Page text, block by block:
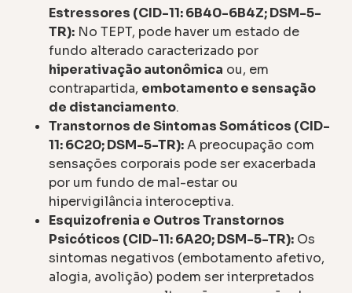
Estressores (CID-11: 6B40-6B4Z; DSM-5-
TR): No TEPT, pode haver um estado de
fundo alterado caracterizado por
hiperativação autonômica ou, em
contrapartida, embotamento e sensação
de distanciamento.
Transtornos de Sintomas Somáticos (CID-
11: 6C20; DSM-5-TR):A preocupação com
sensações corporais pode ser exacerbada
por um fundo de mal-estar ou
hipervigilância interoceptiva.
Esquizofrenia e Outros Transtornos
Psicóticos (CID-11: 6A20; DSM-5-TR): Os
sintomas negativos (embotamento afetivo,
alogia, avolição) podem ser interpretados